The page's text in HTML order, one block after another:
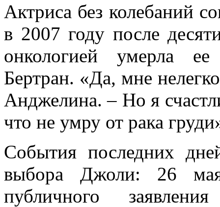
Актриса без колебаний
в 2007 году после
онкологией умерла
Бертран. «Да, мне
Анджелина. – Но я
что не умру от рака
События последних
выбора Джоли: 26
публичного